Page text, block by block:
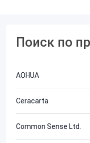
Поиск по
AOHUA
Ceracarta
Common Sense Ltd.